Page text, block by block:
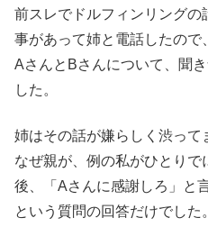
前スレでドルフィンリングの
事があって姉と電話したので、
AさんとBさんについて、聞
した。
姉はその話が嫌らしく渋って
なぜ親が、例の私がひとりで
後、「Aさんに感謝しろ」と
という質問の回答だけでした